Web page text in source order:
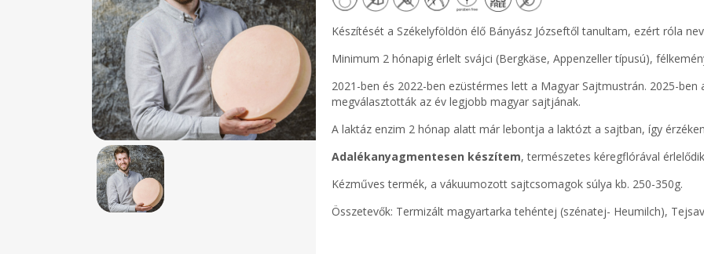
Készítését a Székelyföldön élő Bányász Józseftől tanultam, ezért róla
Minimum 2 hónapig érlelt svájci (Bergkäse, Appenzeller típusú),
2021-ben és 2022-ben ezüstérmes lett a Magyar Sajtmustrán. 2025-
megválasztották az év legjobb magyar sajtjának.
A laktáz enzim 2 hónap alatt már lebontja a laktózt a sajtban, így
Adalékanyagmentesen készítem, természetes kéregflórával
Kézműves termék, a vákuumozott sajtcsomagok súlya kb. 250-350g.
Összetevők: Termizált magyartarka tehéntej (szénatej- Heumilch),